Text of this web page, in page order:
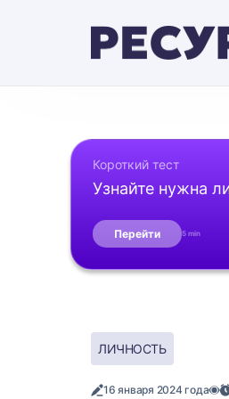
Короткий тест
Узнайте нужна
Перейти 5 min
ЛИЧНОСТЬ
16 января 2024 года